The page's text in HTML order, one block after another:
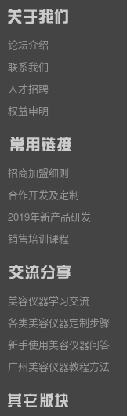
论坛介绍
联系我们
人才招聘
权益申明
招商加盟细则
合作开发及定制
2019年新产品研发
销售培训课程
美容仪器学习交流
各类美容仪器定制步骤
新手使用美容仪器问答
广州美容仪器教程方法